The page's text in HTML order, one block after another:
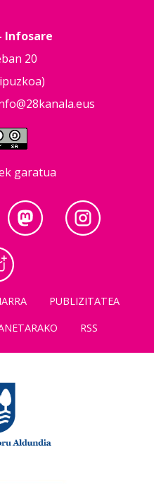
Infosare
20
garatua
PUBLIZITATEA
RSS